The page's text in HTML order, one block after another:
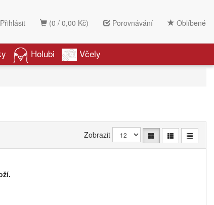
(0 / 0,00 Kč) Porovnávání Oblíbené
Přihlásit
Holubi Včely
Zobrazit